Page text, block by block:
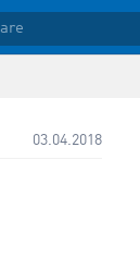
03.04.2018